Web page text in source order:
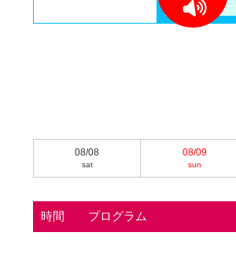
08/08
sat
08/09
sun
時間 プログラム